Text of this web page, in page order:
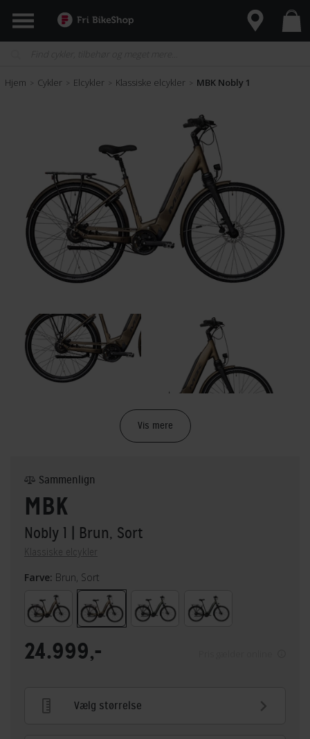
Hjem > Cykler > Elcykler > Klassiske elcykler > MBK Nobly 1
Vis mere
MBK
Nobly 1 | Brun, Sort
Klassiske elcykler
Sammenlign
Farve: Brun, Sort
24.999,-
Vælg størrelse